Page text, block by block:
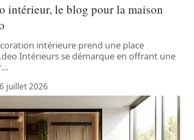
intérieur, le blog pour la maison
intérieure prend une place
Intérieurs se démarque en offrant une
…
juillet 2026